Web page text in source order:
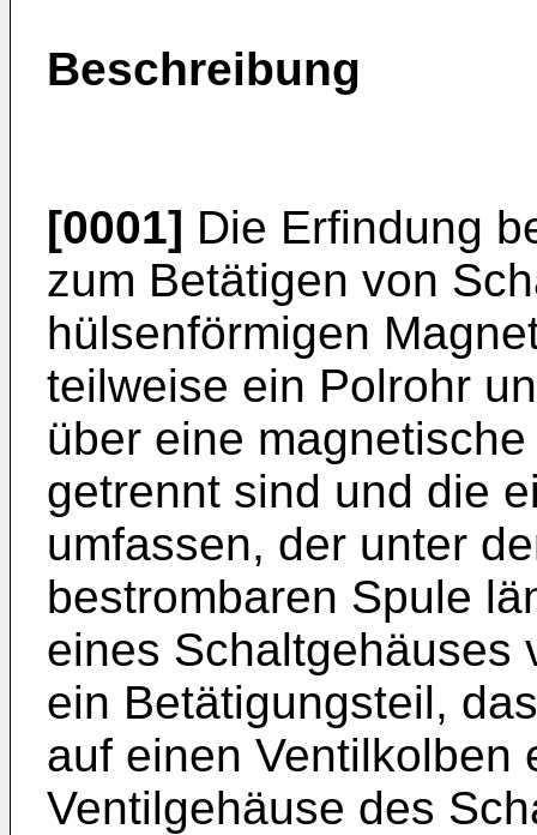
Beschreibung
[0001] Die Erfindung
zum Betätigen von
hülsenförmigen
teilweise ein Polrohr
über eine
getrennt sind und die
umfassen, der unter
bestrombaren Spule
eines Schaltgehäuses
ein Betätigungsteil,
auf einen Ventilkolben
Ventilgehäuse des